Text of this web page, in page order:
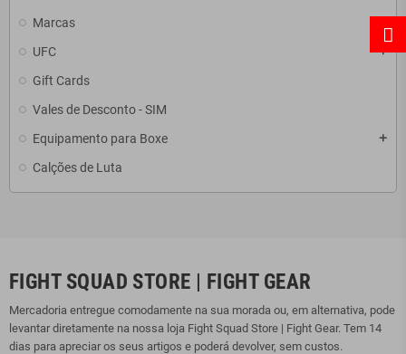
Marcas
UFC add
Gift Cards
Vales de Desconto - SIM
Equipamento para Boxe
add
Calções de Luta
FIGHT SQUAD STORE | FIGHT GEAR
Mercadoria entregue comodamente na sua morada ou, em alternativa, pode
levantar diretamente na nossa loja Fight Squad Store | Fight Gear. Tem 14
dias para apreciar os seus artigos e poderá devolver, sem custos.